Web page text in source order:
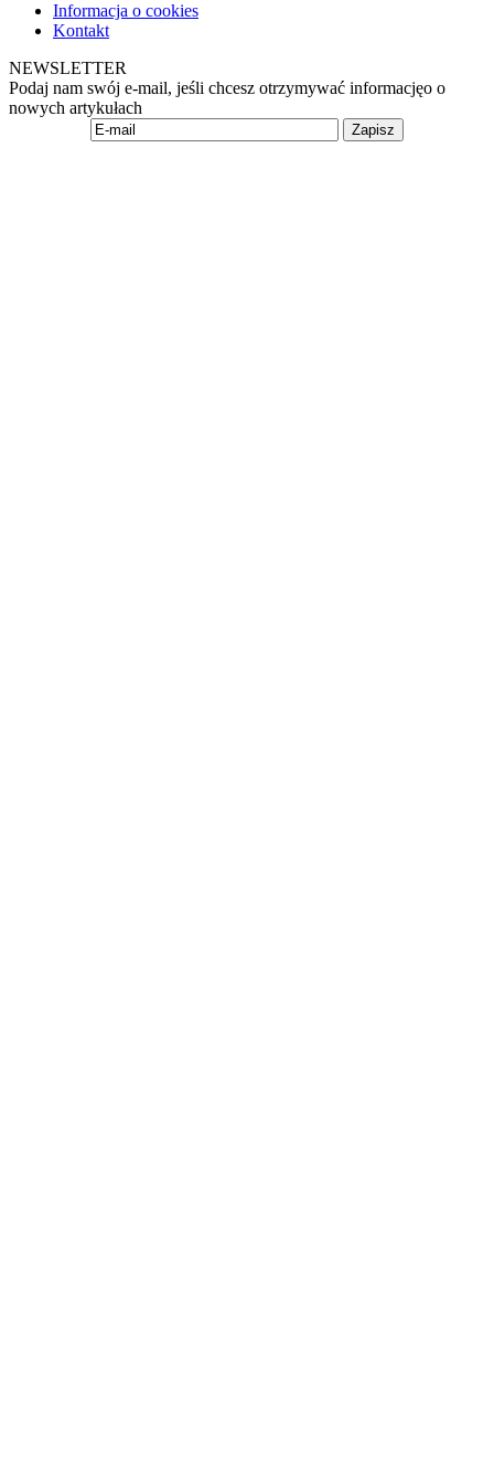
Informacja o cookies
Kontakt
NEWSLETTER
Podaj nam swój e-mail, jeśli chcesz otrzymywać informacjęo o
nowych artykułach
Zapisz